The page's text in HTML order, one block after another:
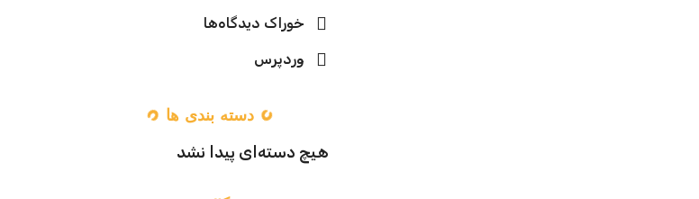
خوراک دیدگاه‌ها
وردپرس
دسته بندی ها
هیچ دسته‌ای پیدا نشد